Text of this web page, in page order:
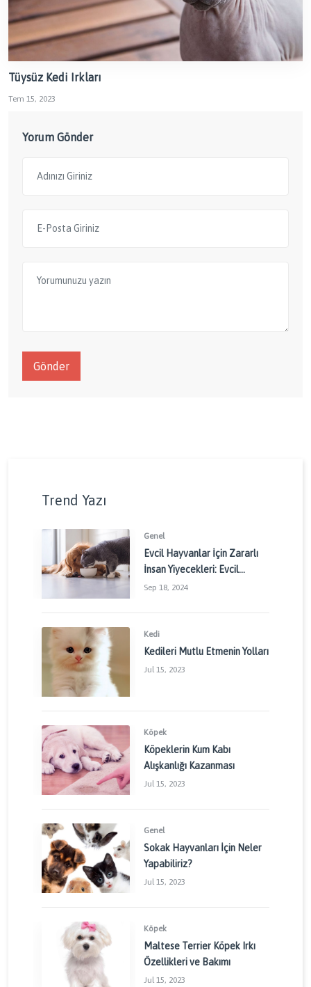
Tüysüz Kedi Irkları
Tem 15, 2023
Yorum Gönder
Gönder
Trend Yazı
Genel
Evcil Hayvanlar İçin Zararlı
İnsan Yiyecekleri: Evcil
Dostlarınızı Korumak İçin
Sep 18, 2024
Kedi
Kedileri Mutlu Etmenin Yolları
Jul 15, 2023
Köpek
Köpeklerin Kum Kabı
Alışkanlığı Kazanması
Jul 15, 2023
Genel
Sokak Hayvanları İçin Neler
Yapabiliriz?
Jul 15, 2023
Köpek
Maltese Terrier Köpek Irkı
Özellikleri ve Bakımı
Jul 15, 2023